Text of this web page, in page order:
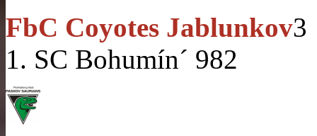
FbC Coyotes Jablunkov3
1. SC Bohumín´ 982